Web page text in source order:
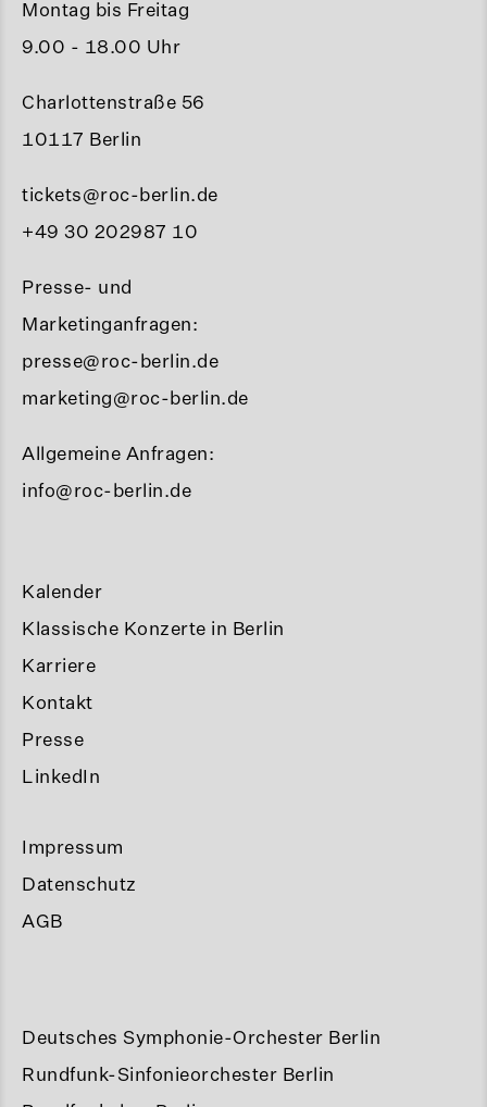
Montag bis Freitag
9.00 - 18.00 Uhr
Charlottenstraße 56
10117 Berlin
tickets@roc-berlin.de
+49 30 202987 10
Presse- und
Marketinganfragen:
presse@roc-berlin.de
marketing@roc-berlin.de
Allgemeine Anfragen:
info@roc-berlin.de
Kalender
Klassische Konzerte in Berlin
Karriere
Kontakt
Presse
LinkedIn
Impressum
Datenschutz
AGB
Deutsches Symphonie-Orchester Berlin
Rundfunk-Sinfonieorchester Berlin